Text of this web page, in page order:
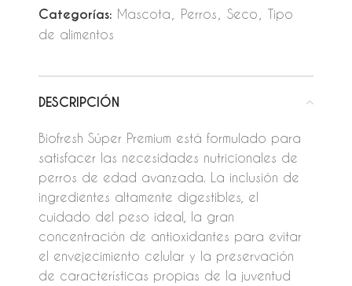
Categorías: Mascota Perros Seco
Tipo
de alimentos
DESCRIPCIÓN
Biofresh Súper Premium está formulado para
satisfacer las necesidades nutricionales de
perros de edad avanzada. La inclusión de
ingredientes altamente digestibles, el
cuidado del peso ideal, la gran
concentración de antioxidantes para evitar
el envejecimiento celular y la preservación
de características propias de la juventud